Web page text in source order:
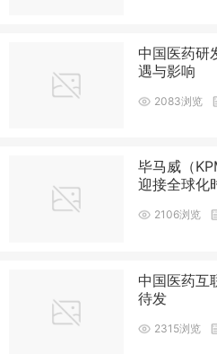
中国医药
遇与影响
2083浏览
毕马威（
迎接全球化
2106浏览
中国医药
待发
2315浏览